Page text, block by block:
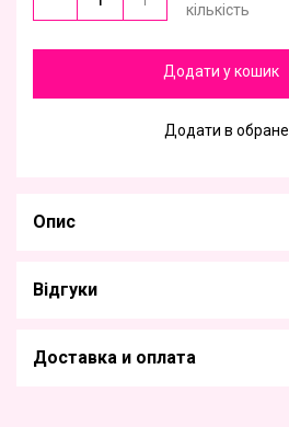
кількість
Додати у кошик
Додати в обране
Опис
Відгуки
Доставка и оплата